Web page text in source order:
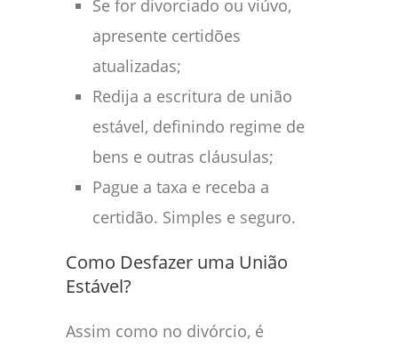
Se for divorciado ou viúvo,
apresente certidões
atualizadas;
Redija a escritura de união
estável, definindo regime de
bens e outras cláusulas;
Pague a taxa e receba a
certidão. Simples e seguro.
Como Desfazer uma União
Estável?
Assim como no divórcio, é